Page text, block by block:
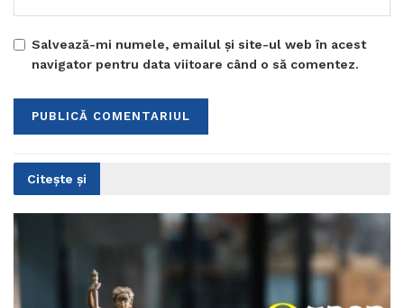
Salvează-mi numele, emailul și site-ul web în acest
navigator pentru data viitoare când o să comentez.
Citește și